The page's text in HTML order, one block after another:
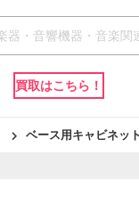
買取はこちら！
ベース用キャビネッ